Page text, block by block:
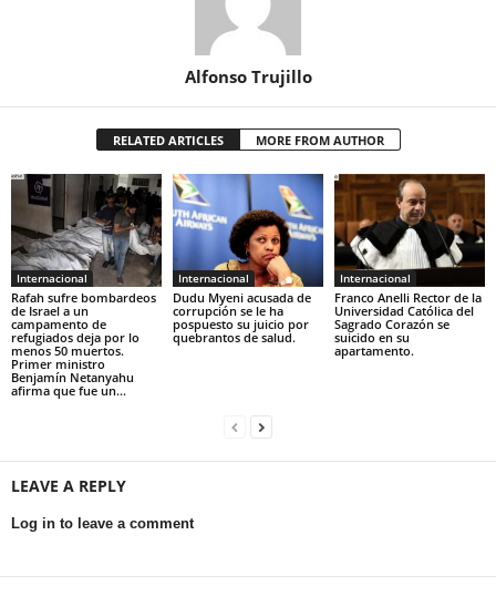
Alfonso Trujillo
RELATED ARTICLES MORE FROM AUTHOR
Internacional
Rafah sufre bombardeos
de Israel a un
campamento de
refugiados deja por lo
menos 50 muertos.
Primer ministro
Benjamín Netanyahu
afirma que fue un...
Internacional
Dudu Myeni acusada de
corrupción se le ha
pospuesto su juicio por
quebrantos de salud.
Internacional
Franco Anelli Rector de la
Universidad Católica del
Sagrado Corazón se
suicido en su
apartamento.
LEAVE A REPLY
Log in to leave a comment